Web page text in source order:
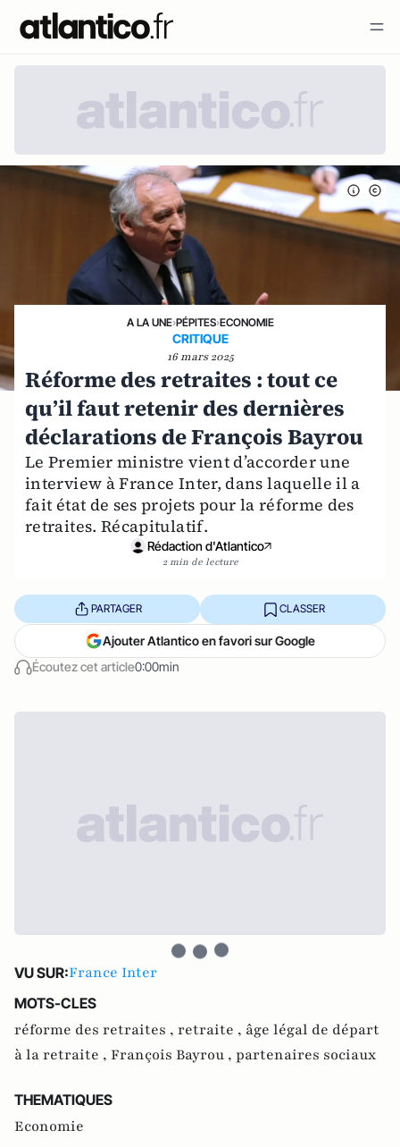
A LA UNE›PÉPITES›ECONOMIE
CRITIQUE
16 mars 2025
Réforme des retraites : tout ce
qu’il faut retenir des dernières
déclarations de François Bayrou
Le Premier ministre vient d’accorder une
interview à France Inter, dans laquelle il a
fait état de ses projets pour la réforme des
retraites. Récapitulatif.
Rédaction d'Atlantico
2 min de lecture
Écoutez cet article0:00min
PARTAGER CLASSER
Ajouter Atlantico en favori sur Google
VU SUR:France Inter
MOTS-CLES
réforme des retraites , retraite , âge légal de départ
à la retraite , François Bayrou , partenaires sociaux
THEMATIQUES
Economie